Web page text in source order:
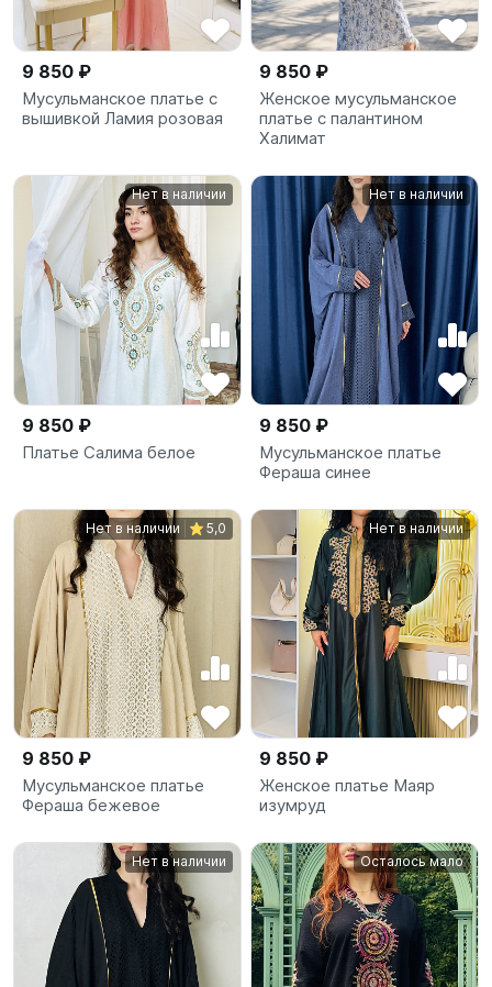
9 850 ₽
Мусульманское платье с
вышивкой Ламия розовая
9 850 ₽
Женское мусульманское
платье с палантином
Халимат
Нет в наличии
9 850 ₽
Платье Салима белое
Нет в наличии
9 850 ₽
Мусульманское платье
Фераша синее
Нет в наличии 5,0
9 850 ₽
Мусульманское платье
Фераша бежевое
Нет в наличии
9 850 ₽
Женское платье Маяр
изумруд
Нет в наличии Осталось мало